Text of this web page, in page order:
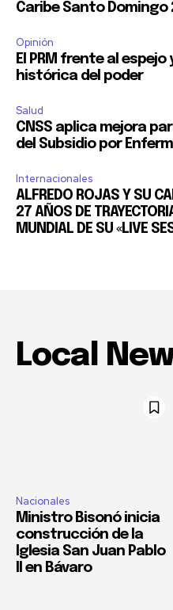
Caribe Santo Domingo
Opinión
El PRM frente al
histórica del poder
Salud
CNSS aplica mejora
del Subsidio por
Internacionales
ALFREDO ROJAS Y SU
27 AÑOS DE
MUNDIAL DE SU «LIVE
Local
Nacionales
Ministro Bisonó inicia
construcción de la
Iglesia San Juan Pablo
II en Bávaro